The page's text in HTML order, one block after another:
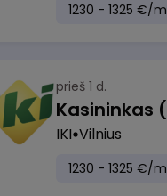
1230 - 1325 €/
prieš 1 d.
IKI Vilnius
1230 - 1325 €/